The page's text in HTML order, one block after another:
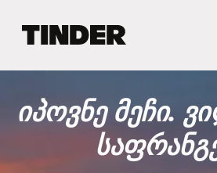
e
r
H
o
m
იპოვნე მეჩი.